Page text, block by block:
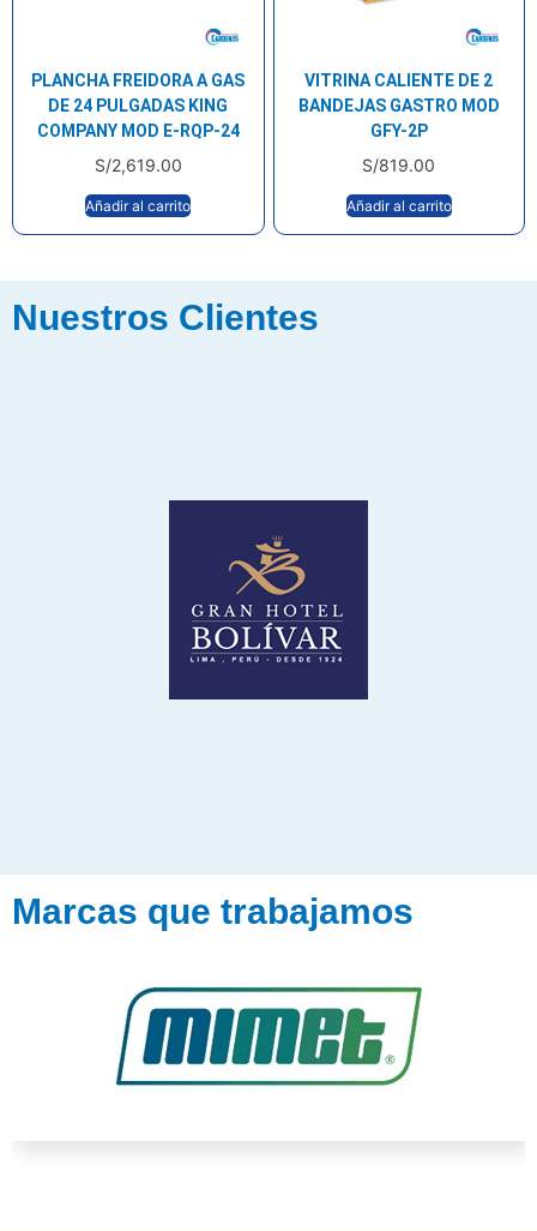
PLANCHA FREIDORA A GAS
DE 24 PULGADAS KING
COMPANY MOD E-RQP-24
S/2,619.00
Añadir al carrito
VITRINA CALIENTE DE 2
BANDEJAS GASTRO MOD
GFY-2P
S/819.00
Añadir al carrito
Nuestros Clientes
Marcas que trabajamos